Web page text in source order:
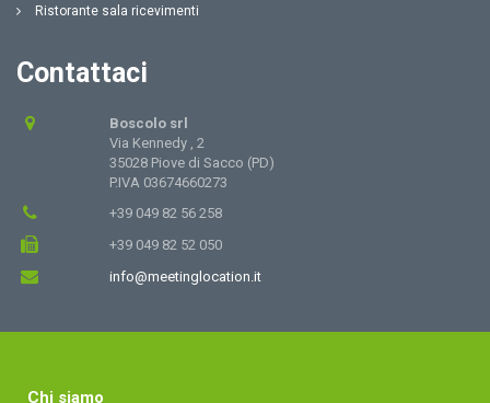
Ristorante sala ricevimenti
Contattaci
Boscolo srl
Via Kennedy , 2
35028 Piove di Sacco (PD)
P.IVA 03674660273
+39 049 82 56 258
+39 049 82 52 050
info@meetinglocation.it
Chi siamo